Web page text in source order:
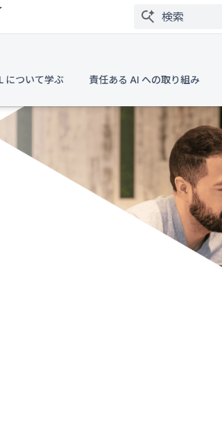
について学ぶ 責任ある AI への取り組み